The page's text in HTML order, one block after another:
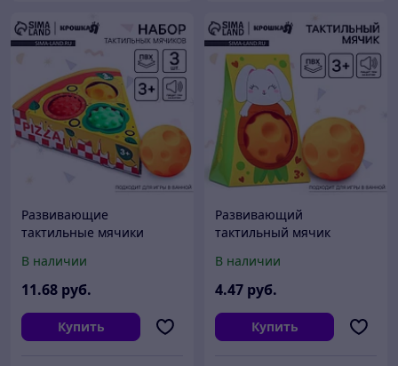
Развивающие
тактильные мячики
пищалкой, в наборе 3 шт.
В наличии
11.68 руб.
Купить
Развивающий
тактильный мячик
пищалкой, 1 шт.
В наличии
4.47 руб.
Купить